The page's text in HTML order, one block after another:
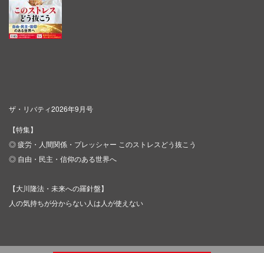
ザ・リバティ2026年9月号
【特集】
◎ 疲労・人間関係・プレッシャー このストレスどう抜こう
◎ 自由・民主・信仰のある世界へ
【大川隆法・未来への羅針盤】
人の気持ちが分からない人は人が使えない